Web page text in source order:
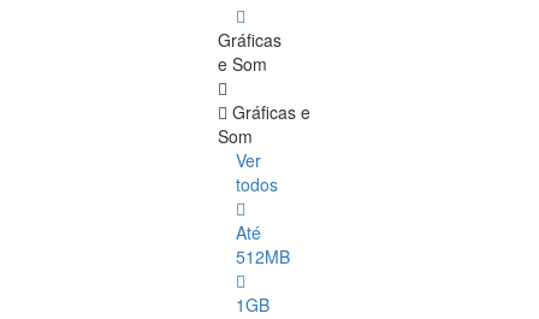
Gráficas
e Som
Gráficas e
Som
Ver
todos
Até
512MB
1GB